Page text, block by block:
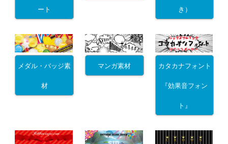
ート き）
メダル・バッジ素
材
マンガ素材 カタカナフォント
『効果音フォン
ト』